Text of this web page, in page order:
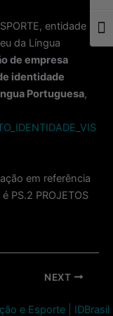
entidade
da Língua
de empresa
identidade
Portuguesa,
em referência
PS.2 PROJETOS
NEXT
e Esporte | IDBrasil